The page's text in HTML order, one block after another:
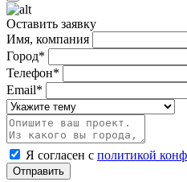
Оставить заявку
Имя, компания
Город*
Телефон*
Email*
Я согласен с политикой